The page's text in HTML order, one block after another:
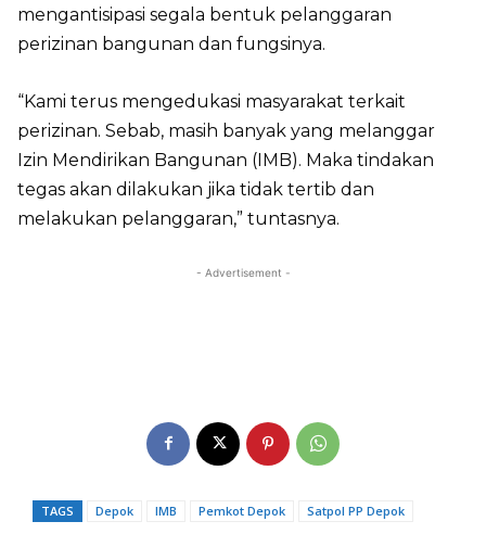
mengantisipasi segala bentuk pelanggaran
perizinan bangunan dan fungsinya.
“Kami terus mengedukasi masyarakat terkait
perizinan. Sebab, masih banyak yang melanggar
Izin Mendirikan Bangunan (IMB). Maka tindakan
tegas akan dilakukan jika tidak tertib dan
melakukan pelanggaran,” tuntasnya.
- Advertisement -
TAGS Depok IMB Pemkot Depok Satpol PP Depok